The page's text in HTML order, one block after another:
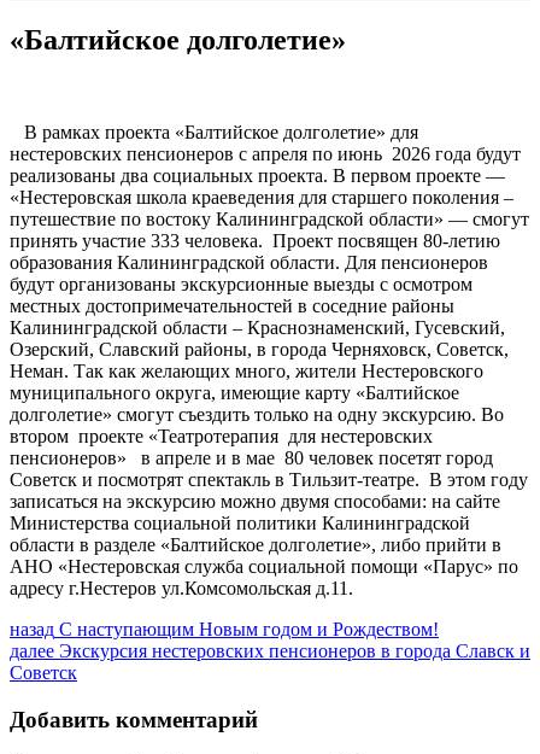
«Балтийское долголетие»
В рамках проекта «Балтийское долголетие» для
нестеровских пенсионеров с апреля по июнь 2026 года будут
реализованы два социальных проекта. В первом проекте —
«Нестеровская школа краеведения для старшего поколения –
путешествие по востоку Калининградской области» — смогут
принять участие 333 человека. Проект посвящен 80-летию
образования Калининградской области. Для пенсионеров
будут организованы экскурсионные выезды с осмотром
местных достопримечательностей в соседние районы
Калининградской области – Краснознаменский, Гусевский,
Озерский, Славский районы, в города Черняховск, Советск,
Неман. Так как желающих много, жители Нестеровского
муниципального округа, имеющие карту «Балтийское
долголетие» смогут съездить только на одну экскурсию. Во
втором проекте «Театротерапия для нестеровских
пенсионеров» в апреле и в мае 80 человек посетят город
Советск и посмотрят спектакль в Тильзит-театре. В этом году
записаться на экскурсию можно двумя способами: на сайте
Министерства социальной политики Калининградской
области в разделе «Балтийское долголетие», либо прийти в
АНО «Нестеровская служба социальной помощи «Парус» по
адресу г.Нестеров ул.Комсомольская д.11.
Навигация
по
назад Предыдущая
запись:
С наступающим Новым годом и Рождеством!
далее Следующая
запись:
Экскурсия нестеровских пенсионеров в города Славск и
Советск
Добавить комментарий